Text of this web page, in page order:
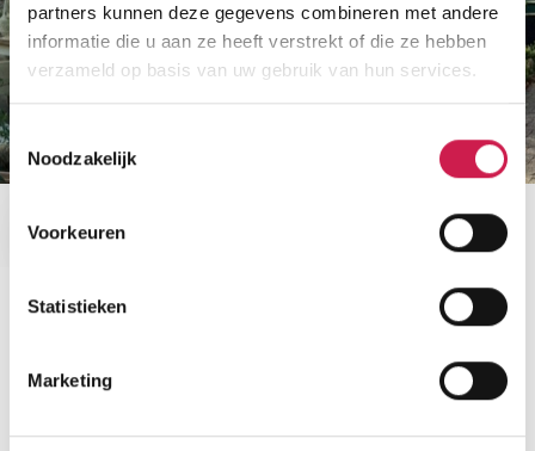
partners kunnen deze gegevens combineren met andere
informatie die u aan ze heeft verstrekt of die ze hebben
verzameld op basis van uw gebruik van hun services.
Toestemmingsselectie
Noodzakelijk
Voorkeuren
Statistieken
Marketing
Benieuwd naar de waarde van je
Maak dan een afspraak voor een gratis